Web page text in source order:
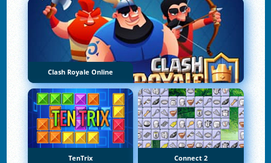
Clash Royale Online
TenTrix Connect 2